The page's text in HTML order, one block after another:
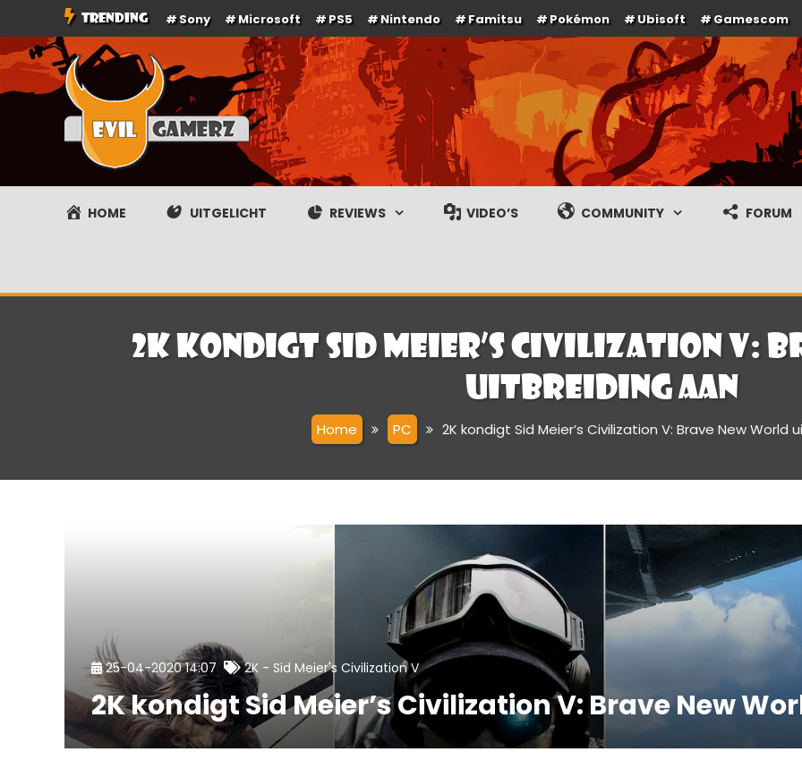
naar
de
TRENDING Sony Microsoft PS5 Nintendo Famitsu Pokémon Ubisoft Gamescom
Evilgamerz
Het meest interessante game nieuws, reviews, coverage en gameplay streams
HOME UITGELICHT REVIEWS VIDEO’S COMMUNITY FORUM
2K kondigt Sid Meier’s Civilization V:
uitbreiding aan
Home PC 2K kondigt Sid Meier’s Civilization V: Brave New World
25-04-2020 14:07 2K - Sid Meier's Civilization V
2K kondigt Sid Meier’s Civilization V: Brave New